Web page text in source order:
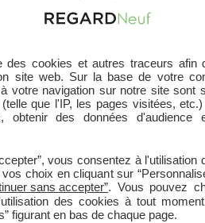
des cookies et autres traceurs afin
site web. Sur la base de votre
votre navigation sur notre site sont
que l'IP, les pages visitées,
obtenir des données d'audience
vous consentez à l'utilisation
choix en cliquant sur
sans accepter”. Vous pouvez
des cookies à tout
figurant en bas de chaque page.